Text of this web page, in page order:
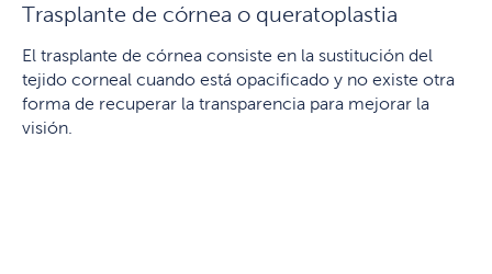
Trasplante de córnea o queratoplastia
El trasplante de córnea consiste en la sustitución del
tejido corneal cuando está opacificado y no existe otra
forma de recuperar la transparencia para mejorar la
visión.